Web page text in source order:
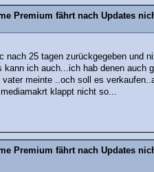
Premium fährt nach Updates
nach 25 tagen zurückgegeben und
ich auch...ich hab denen auch
meinte ..och soll es
klappt nicht so...
Premium fährt nach Updates